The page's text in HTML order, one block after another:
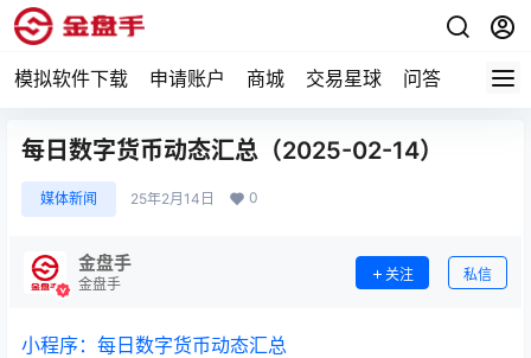
模拟软件下载 申请账户 商城 交易星球 问答 专题
每日数字货币动态汇总（2025-02-14）
媒体新闻 25年2月14日 0
金盘手
金盘手
关注 私信
小程序：每日数字货币动态汇总